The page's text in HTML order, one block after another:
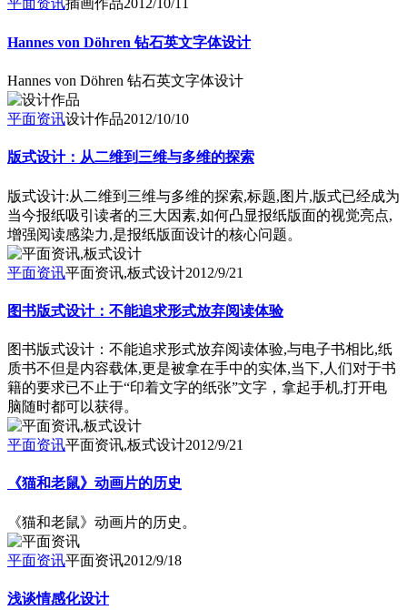
平面资讯插画作品2012/10/11
Hannes von Döhren 钻石英文字体设计
Hannes von Döhren 钻石英文字体设计
平面资讯设计作品2012/10/10
版式设计：从二维到三维与多维的探索
版式设计:从二维到三维与多维的探索,标题,图片,版式已经成为
当今报纸吸引读者的三大因素,如何凸显报纸版面的视觉亮点,
增强阅读感染力,是报纸版面设计的核心问题。
平面资讯平面资讯,板式设计2012/9/21
图书版式设计：不能追求形式放弃阅读体验
图书版式设计：不能追求形式放弃阅读体验,与电子书相比,纸
质书不但是内容载体,更是被拿在手中的实体,当下,人们对于书
籍的要求已不止于“印着文字的纸张”文字，拿起手机,打开电
脑随时都可以获得。
平面资讯平面资讯,板式设计2012/9/21
《猫和老鼠》动画片的历史
《猫和老鼠》动画片的历史。
平面资讯平面资讯2012/9/18
浅谈情感化设计